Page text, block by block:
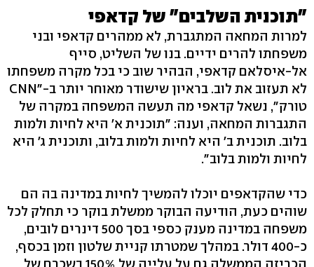
"תוכנית השלבים" של קדאפי
למרות המחאה המתגברת, לא ממהרים קדאפי ובני
משפחתו להרים ידיים. בנו של השליט, סייף
אל-איסלאם קדאפי, הבהיר שוב כי בכל מקרה משפחתו
לא תעזוב את לוב. בראיון שישודר מאוחר יותר ב-"CNN
טורק", נשאל קדאפי מה תעשה המשפחה במקרה של
התגברות המחאה, וענה: "תוכנית א' היא לחיות ולמות
בלוב. תוכנית ב' היא לחיות ולמות בלוב, ותוכנית ג' היא
לחיות ולמות בלוב".
כדי שהקדאפים יוכלו להמשיך לחיות במדינה בה הם
שוהים כעת, הודיעה הבוקר ממשלת בוקר כי תחלק לכל
משפחה במדינה מענק כספי בסך 500 דינרים לובים,
כ-400 דולר. במהלך שמטרתו קניית שלטון וזמן בכסף,